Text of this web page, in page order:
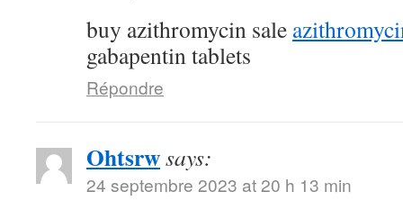
buy azithromycin sale
gabapentin tablets
Répondre
Ohtsrwsays:
24 septembre 2023 at 20 h 13 min